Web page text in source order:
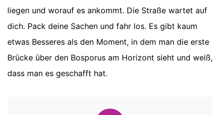
liegen und worauf es ankommt. Die Straße wartet auf
dich. Pack deine Sachen und fahr los. Es gibt kaum
etwas Besseres als den Moment, in dem man die erste
Brücke über den Bosporus am Horizont sieht und weiß,
dass man es geschafft hat.